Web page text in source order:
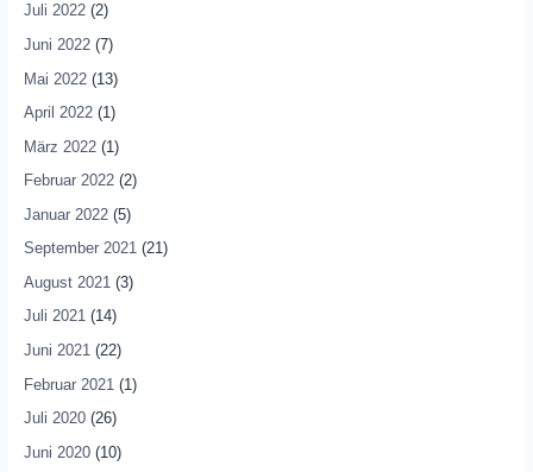
Juli 2022(2)
Juni 2022(7)
Mai 2022(13)
April 2022(1)
März 2022(1)
Februar 2022(2)
Januar 2022(5)
September 2021(21)
August 2021 (3)
Juli 2021(14)
Juni 2021(22)
Februar 2021 (1)
Juli 2020(26)
Juni 2020(10)